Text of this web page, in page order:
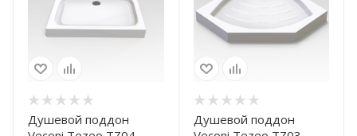
Душевой поддон
Душевой поддон